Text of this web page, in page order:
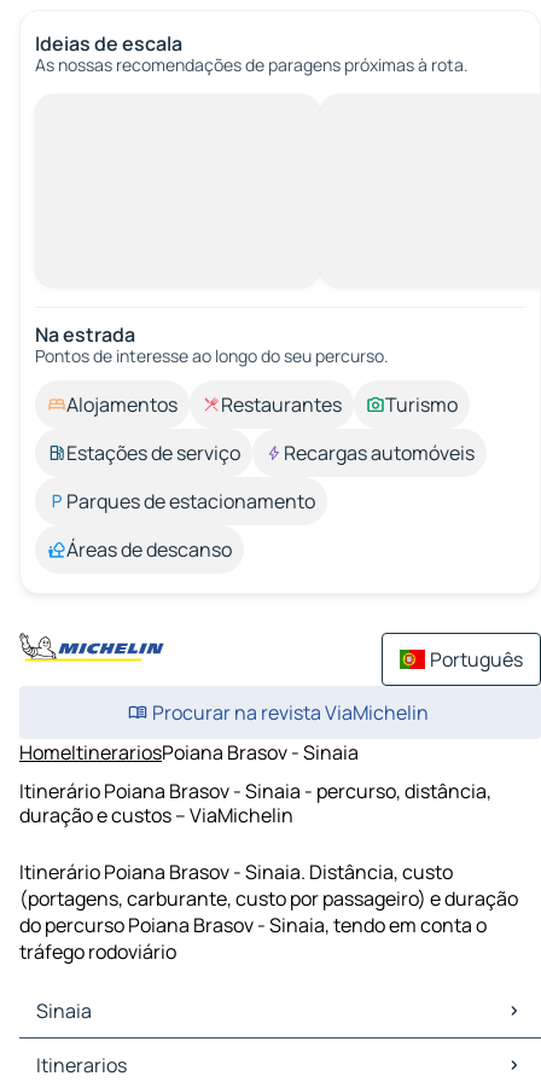
Ideias de escala
As nossas recomendações de paragens próximas à rota.
Na estrada
Pontos de interesse ao longo do seu percurso.
Alojamentos Restaurantes
Turismo
Estações de serviço
Recargas automóveis
Parques de estacionamento
Áreas de descanso
Português
Procurar na revista ViaMichelin
HomeItinerariosPoiana Brasov - Sinaia
Itinerário Poiana Brasov - Sinaia - percurso, distância,
duração e custos – ViaMichelin
Itinerário Poiana Brasov - Sinaia. Distância, custo
(portagens, carburante, custo por passageiro) e duração
do percurso Poiana Brasov - Sinaia, tendo em conta o
tráfego rodoviário
Sinaia
Sinaia Mapas Plantas
Itinerarios